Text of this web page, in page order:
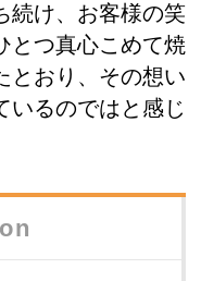
続け、お客様の笑
とつ真心こめて焼
とおり、その想い
いるのではと感じ